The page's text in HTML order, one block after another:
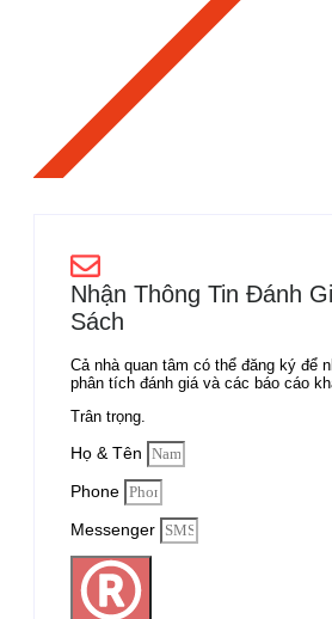
Nhận Thông Tin Đánh
Sách
Cả nhà quan tâm có thể đăng ký để
phân tích đánh giá và các báo cáo
Trân trọng.
Họ & Tên
Phone
Messenger